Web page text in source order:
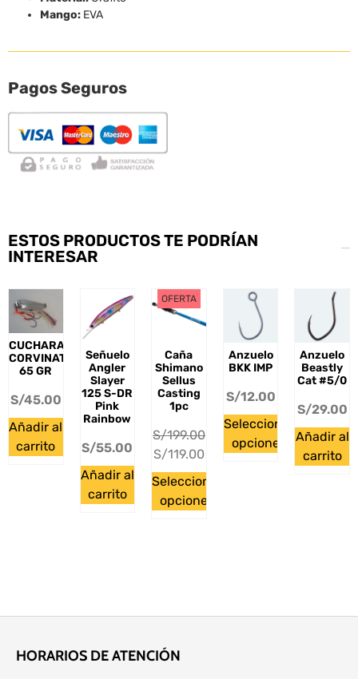
Mango: EVA
Pagos Seguros
ESTOS PRODUCTOS TE PODRÍAN
INTERESAR
CUCHARA
CORVINATOR
65 GR
S/45.00
Añadir al
carrito
Señuelo
Angler
Slayer
125 S-DR
Pink
Rainbow
S/55.00
Añadir al
carrito
OFERTA
Caña
Shimano
Sellus
Casting
1pc
S/199.00
S/119.00
Seleccionar
opciones
Anzuelo
BKK IMP
S/12.00
Seleccionar
opciones
Anzuelo
Beastly
Cat #5/0
S/29.00
Añadir al
carrito
HORARIOS DE ATENCIÓN